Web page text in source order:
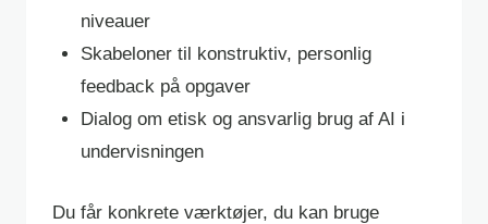
niveauer
Skabeloner til konstruktiv, personlig
feedback på opgaver
Dialog om etisk og ansvarlig brug af AI i
undervisningen
Du får konkrete værktøjer, du kan bruge